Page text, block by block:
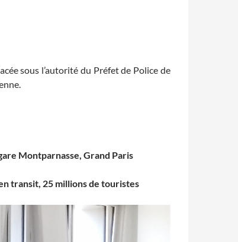
sous l’autorité du Préfet de Police de
Montparnasse, Grand Paris
transit, 25 millions de touristes